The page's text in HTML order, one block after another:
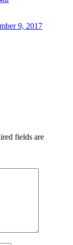
9, 2017
fields are